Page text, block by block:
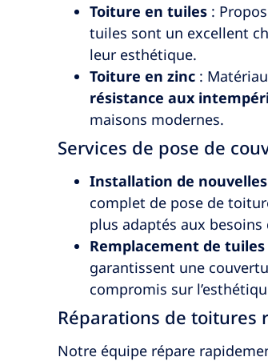
Toiture en tuiles :
tuiles sont un excellent
leur esthétique.
Toiture en zinc :
résistance aux
maisons modernes.
Services de pose de
Installation de
complet de pose de
plus adaptés aux besoins
Remplacement de tuiles
garantissent une
compromis sur
Réparations de toitures
Notre équipe répare